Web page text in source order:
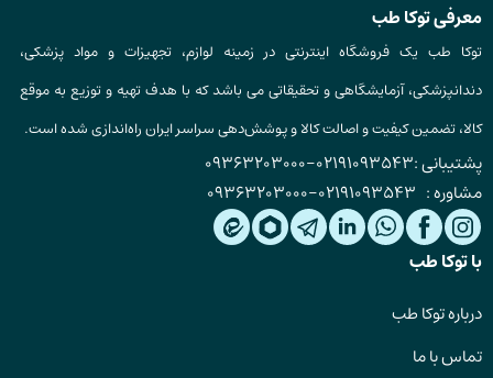
معرفی توکا طب
توکا طب یک فروشگاه اینترنتی در زمینه لوازم، تجهیزات و مواد پزشکی،
دندانپزشکی، آزمایشگاهی و تحقیقاتی می باشد که با هدف تهیه و توزیع به موقع
کالا، تضمین کیفیت و اصالت کالا و پوشش‌دهی سراسر ایران راه‌اندازی شده است.
پشتیبانی :02191093543
-
09363203000
مشاوره : 02191093543
-
09363203000
با توکا طب
درباره توکا طب
تماس با ما